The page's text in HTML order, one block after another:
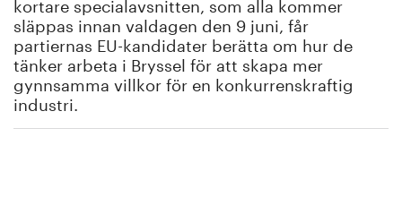
Publicerat
Bildbank
Om oss
släppas innan valdagen den 9 juni , får
partiernas EU-kandidater berätta om hur de
tänker arbeta i Bryssel för att skapa mer
gynnsamma villkor för en konkurrenskraftig
industri.